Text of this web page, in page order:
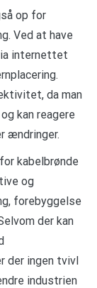
op for
Ved at have
internettet
da man
kan reagere
ændringer.
kabelbrønde
og
forebyggelse
der kan
der ingen tvivl
industrien